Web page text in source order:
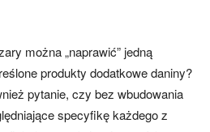
można „naprawić” jedną
produkty dodatkowe daniny?
pytanie, czy bez wbudowania
specyfikę każdego z